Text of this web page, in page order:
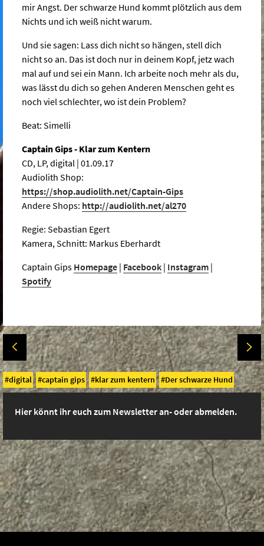
mir Angst. Der schwarze Hund kommt plötzlich aus dem
Nichts und ich weiß nicht warum.
Und sie sagen: Lass dich nicht so hängen, stell dich
nicht so an. Das ist doch nur in deinem Kopf, jetz wach
mal auf und sei ein Mann. Ich arbeite noch mehr als du,
was lässt du dich so gehen Anderen Menschen geht es
noch viel schlechter, wo ist dein Problem?
Beat: Simelli
Captain Gips - Klar zum Kentern
CD, LP, digital | 01.09.17
Audiolith Shop:
https://shop.audiolith.net/Captain-Gips
Andere Shops: http://audiolith.net/al270
Regie: Sebastian Egert
Kamera, Schnitt: Markus Eberhardt
Captain Gips Homepage | Facebook | Instagram |
Spotify
digital captain gips klar zum kentern Der schwarze Hund
Hier könnt ihr euch zum Newsletter an- oder abmelden.